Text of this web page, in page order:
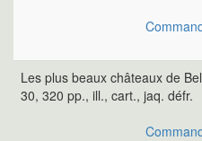
Les plus beaux châteaux de
30, 320 pp., ill., cart., jaq. défr.